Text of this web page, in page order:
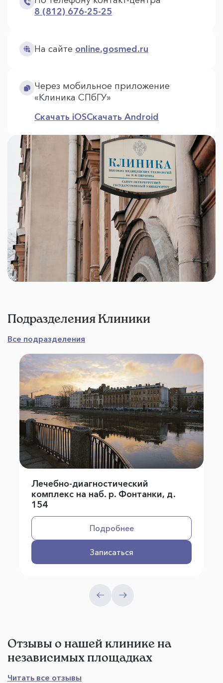
8 (812) 676-25-25
На сайте online.gosmed.ru
Через мобильное приложение
«Клиника СПбГУ»
Скачать iOSСкачать Android
Подразделения Клиники
Все подразделения
Лечебно-диагностический
комплекс на наб. р. Фонтанки, д.
154
Подробнее
Записаться
Отзывы о нашей клинике на
независимых площадках
Читать все отзывы